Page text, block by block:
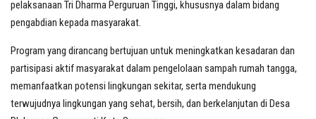
pelaksanaan Tri Dharma Perguruan Tinggi, khususnya dalam bidang
pengabdian kepada masyarakat.
Program yang dirancang bertujuan untuk meningkatkan kesadaran dan
partisipasi aktif masyarakat dalam pengelolaan sampah rumah tangga,
memanfaatkan potensi lingkungan sekitar, serta mendukung
terwujudnya lingkungan yang sehat, bersih, dan berkelanjutan di Desa